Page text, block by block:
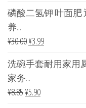
磷酸二氢钾 叶面肥
养...
¥30.00¥3.99
洗碗手套耐用家用
家务...
¥8.85¥5.90